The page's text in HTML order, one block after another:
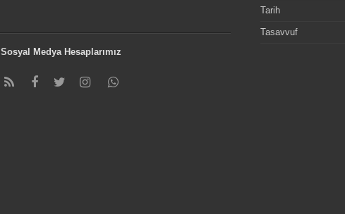
Sosyal Medya Hesaplarımız
Tarih
Tasavvuf